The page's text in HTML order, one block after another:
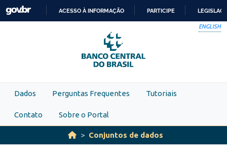
Skip to main content
PARA
O
CONTEÚDO
ACESSO À INFORMAÇÃO PARTICIPE
ENGLISH
Dados Perguntas Frequentes Tutoriais
Contato Sobre o Portal
Conjuntos de dados